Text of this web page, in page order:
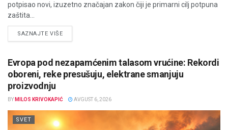
potpisao novi, izuzetno značajan zakon čiji je primarni cilj potpuna
zaštita...
SAZNAJTE VIŠEDETAILS
Evropa pod nezapamćenim talasom vrućine: Rekordi
oboreni, reke presušuju, elektrane smanjuju
proizvodnju
BY MILOS KRIVOKAPIĆ AVGUST 6, 2026
SVET